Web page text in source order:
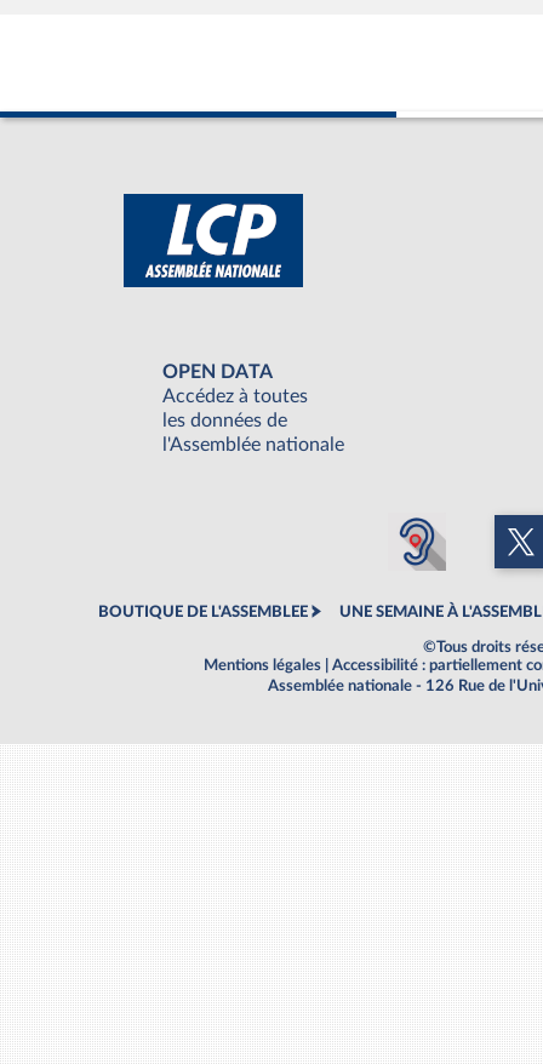
OPEN DATA
Accédez à toutes
les données de
l'Assemblée nationale
BOUTIQUE DE L'ASSEMBLEE UNE SEMAINE À
©Tous droits
Mentions légales
Accessibilité : partiellement
Assemblée nationale - 126 Rue de